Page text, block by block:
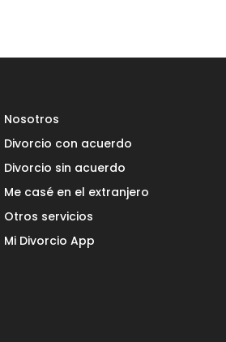
Nosotros
Divorcio con acuerdo
Divorcio sin acuerdo
Me casé en el extranjero
Otros servicios
Mi Divorcio App